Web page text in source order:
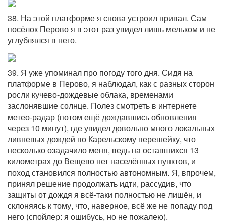
38. На этой платформе я снова устроил привал. Сам
посёлок Перово я в этот раз увидел лишь мельком и не
углублялся в него.
39. Я уже упоминал про погоду того дня. Сидя на
платформе в Перово, я наблюдал, как с разных сторон
росли кучево-дождевые облака, временами
заслонявшие солнце. Полез смотреть в интернете
метео-радар (потом ещё дождавшись обновления
через 10 минут), где увидел довольно много локальных
ливневых дождей по Карельскому перешейку, что
несколько озадачило меня, ведь на оставшихся 13
километрах до Вещево нет населённых пунктов, и
поход становился полностью автономным. Я, впрочем,
принял решение продолжать идти, рассудив, что
защиты от дождя я всё-таки полностью не лишён, и
склоняясь к тому, что, наверное, всё же не попаду под
него (спойлер: я ошибусь, но не пожалею).